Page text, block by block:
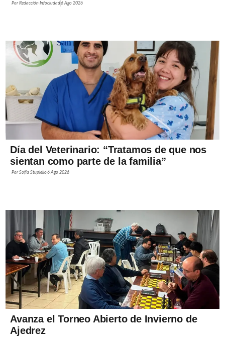
PorRedacción Infociudad6 Ago 2026
Día del Veterinario: “Tratamos de que nos
sientan como parte de la familia”
PorSofía Stupiello6 Ago 2026
Avanza el Torneo Abierto de Invierno de
Ajedrez